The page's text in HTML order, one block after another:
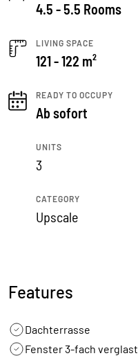
4.5 - 5.5 Rooms
LIVING SPACE
121 - 122 m²
READY TO OCCUPY
Ab sofort
UNITS
3
CATEGORY
Upscale
Features
Dachterrasse
Fenster 3-fach verglast